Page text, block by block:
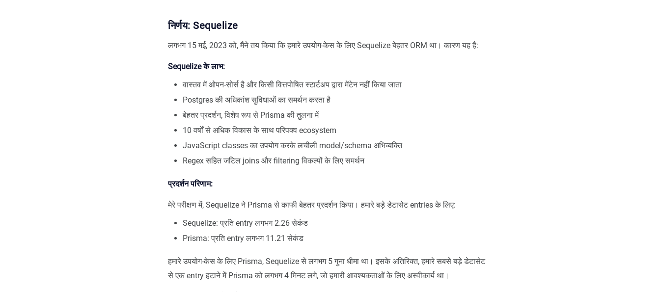
निर्णय: Sequelize
लगभग 15 मई, 2023 को, मैंने तय किया कि हमारे उपयोग-केस के लिए Sequelize बेहतर ORM था। कारण यह है:
Sequelize के लाभ:
वास्तव में ओपन-सोर्स है और किसी वित्तपोषित स्टार्टअप द्वारा मेंटेन नहीं किया जाता
Postgres की अधिकांश सुविधाओं का समर्थन करता है
बेहतर प्रदर्शन, विशेष रूप से Prisma की तुलना में
10 वर्षों से अधिक विकास के साथ परिपक्व ecosystem
JavaScript classes का उपयोग करके लचीली model/schema अभिव्यक्ति
Regex सहित जटिल joins और filtering विकल्पों के लिए समर्थन
प्रदर्शन परिणाम:
मेरे परीक्षण में, Sequelize ने Prisma से काफी बेहतर प्रदर्शन किया। हमारे बड़े डेटासेट entries के लिए:
Sequelize: प्रति entry लगभग 2.26 सेकंड
Prisma: प्रति entry लगभग 11.21 सेकंड
हमारे उपयोग-केस के लिए Prisma, Sequelize से लगभग 5 गुना धीमा था। इसके अतिरिक्त, हमारे सबसे बड़े डेटासेट
से एक entry हटाने में Prisma को लगभग 4 मिनट लगे, जो हमारी आवश्यकताओं के लिए अस्वीकार्य था।